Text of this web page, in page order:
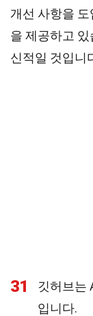
개선 사항을
을 제공하고
신적일 것입니
31
깃허브는
입니다.